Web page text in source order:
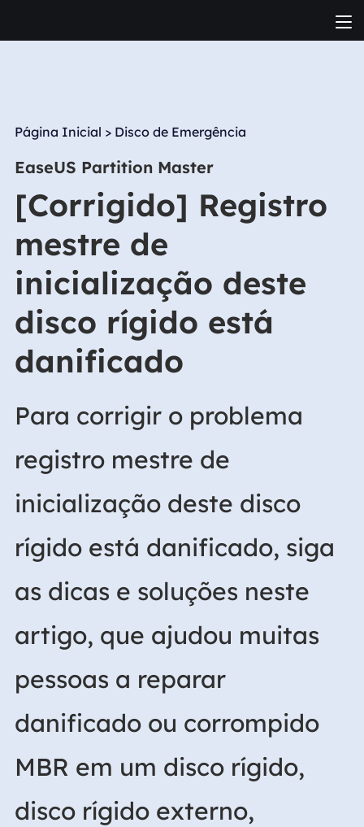
Página Inicial > Disco de Emergência
EaseUS Partition Master
[Corrigido] Registro
mestre de
inicialização deste
disco rígido está
danificado
Para corrigir o problema
registro mestre de
inicialização deste disco
rígido está danificado, siga
as dicas e soluções neste
artigo, que ajudou muitas
pessoas a reparar
danificado ou corrompido
MBR em um disco rígido,
disco rígido externo,